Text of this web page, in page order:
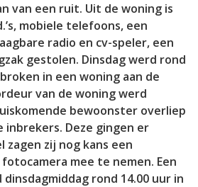
van een ruit. Uit de woning is
mobiele telefoons, een
radio en cv-speler, een
gestolen. Dinsdag werd rond
in een woning aan de
van de woning werd
bewoonster overliep
inbrekers. Deze gingen er
zagen zij nog kans een
mee te nemen. Een
rond 14.00 uur in